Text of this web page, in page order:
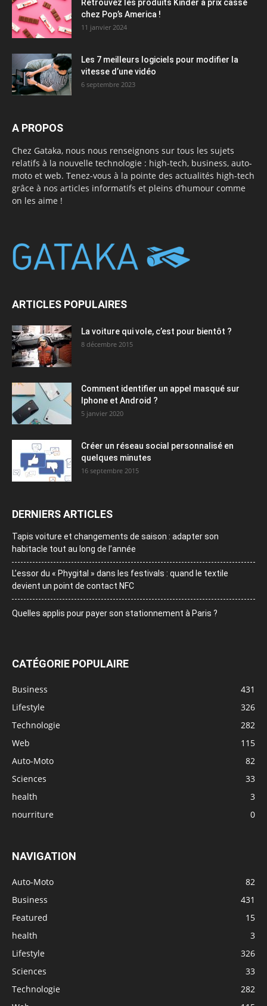
Retrouvez les produits Kinder à prix cassé
chez Pop’s America !
11 janvier 2024
Les 7 meilleurs logiciels pour modifier la
vitesse d’une vidéo
6 septembre 2023
A PROPOS
Chez Gataka, nous nous renseignons sur tous les sujets
relatifs à la nouvelle technologie : high-tech, business, auto-
moto et web. Tenez-vous à la pointe des actualités high-tech
grâce à nos articles informatifs et pleins d’humour comme
on les aime !
ARTICLES POPULAIRES
La voiture qui vole, c’est pour bientôt ?
8 décembre 2015
Comment identifier un appel masqué sur
Iphone et Android ?
5 janvier 2020
Créer un réseau social personnalisé en
quelques minutes
16 septembre 2015
DERNIERS ARTICLES
Tapis voiture et changements de saison : adapter son
habitacle tout au long de l’année
L’essor du « Phygital » dans les festivals : quand le textile
devient un point de contact NFC
Quelles applis pour payer son stationnement à Paris ?
CATÉGORIE POPULAIRE
Business
431
Lifestyle
326
Technologie
282
Web
115
Auto-Moto
82
Sciences
33
health
3
nourriture
0
NAVIGATION
Auto-Moto
82
Business
431
Featured
15
health
3
Lifestyle
326
Sciences
33
Technologie
282